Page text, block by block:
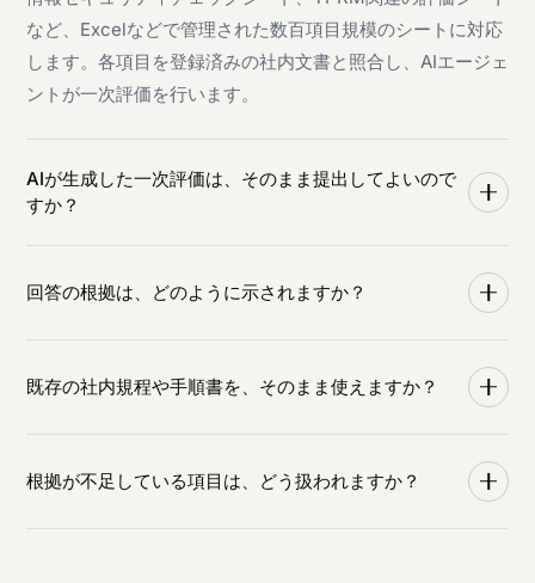
など、Excelなどで管理された数百項目規模のシートに対応
します。各項目を登録済みの社内文書と照合し、AIエージェ
ントが一次評価を行います。
AIが生成した一次評価は、そのまま提出してよいので
すか？
情報を整理して提示しますが、最終的な判断と提出は、担
回答の根拠は、どのように示されますか？
所、引用を項目ごとに提示します。確認する側が評価の妥
既存の社内規程や手順書を、そのまま使えますか？
などの既存文書を登録するだけで、AIエージェントが横断的
根拠が不足している項目は、どう扱われますか？